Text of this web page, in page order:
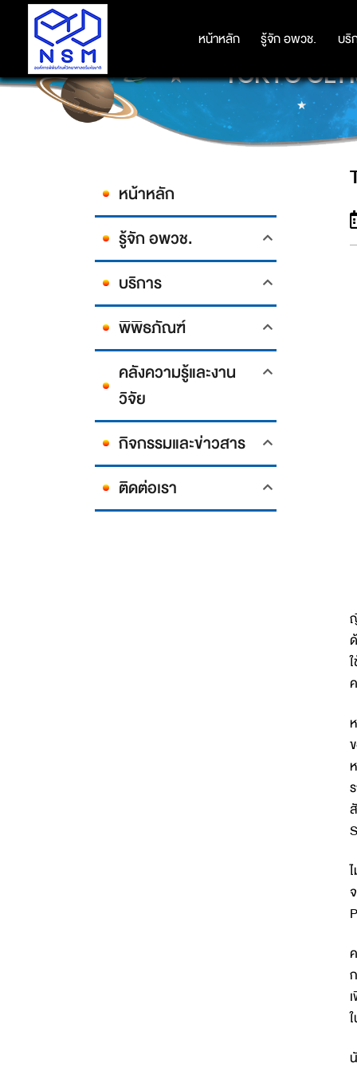
หน้าหลัก รู้จัก อพวช. บริ
หน้าหลัก รู้จัก อพวช. บริ
TOKYO
หน้าหลัก
รู้จัก อพวช.
บริการ
พิพิธภัณฑ์
คลังความรู้และงาน
วิจัย
กิจกรรมและข่าวสาร
ติดต่อเรา